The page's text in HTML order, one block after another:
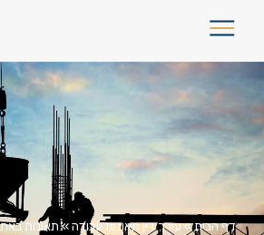
דף הבית»עורך דין תאונות עבודה»תאונות